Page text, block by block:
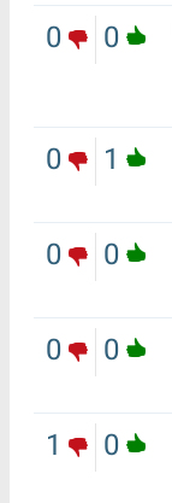
0
0
1
0
0
0
0
0
0
1